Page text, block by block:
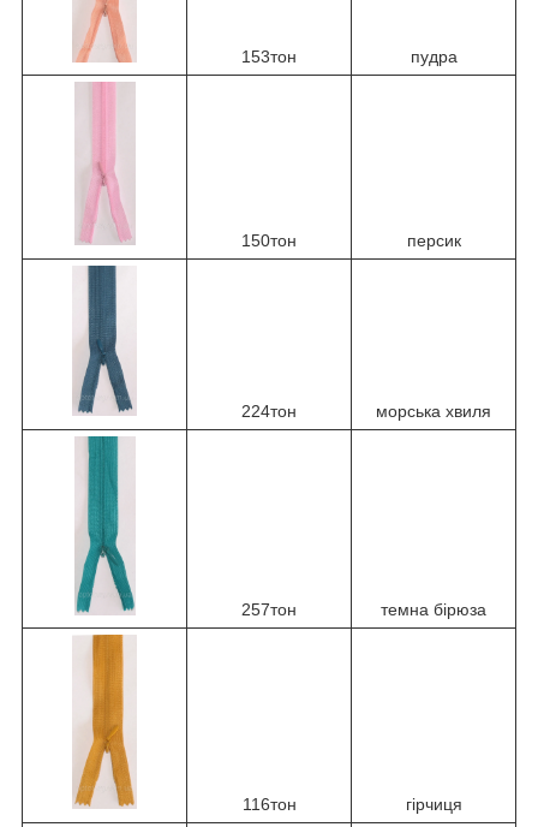
153тон пудра
150тон персик
224тон морська хвиля
257тон темна бірюза
116тон гірчиця